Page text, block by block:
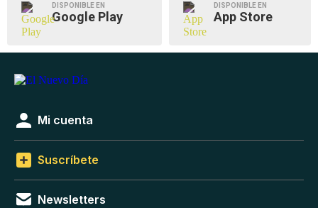
DISPONIBLE EN
Google Play
DISPONIBLE EN
App Store
Mi cuenta
Suscríbete
Newsletters